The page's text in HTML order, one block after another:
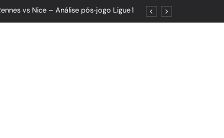
vs Nice – Análise pós‑jogo Ligue 1
o Resultado Esconde o Progresso
Que Nasceu da Garra e do Controle
Um Jogo de Controle e Maturidade